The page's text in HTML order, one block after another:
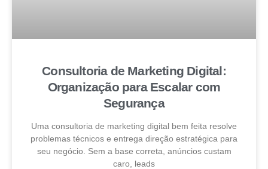
Consultoria de Marketing Digital:
Organização para Escalar com
Segurança
Uma consultoria de marketing digital bem feita resolve
problemas técnicos e entrega direção estratégica para
seu negócio. Sem a base correta, anúncios custam
caro, leads